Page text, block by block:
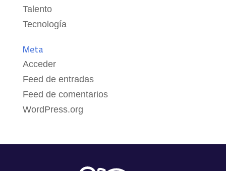
Talento
Tecnología
Meta
Acceder
Feed de entradas
Feed de comentarios
WordPress.org